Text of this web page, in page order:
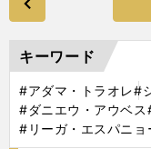
キーワード
#アダマ・トラオレ#
#ダニエウ・アウベス
#リーガ・エスパニョ